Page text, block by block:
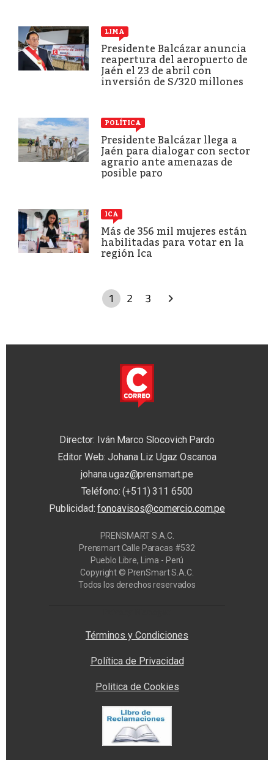
LIMA
Presidente Balcázar anuncia
reapertura del aeropuerto de
Jaén el 23 de abril con
inversión de S/320 millones
POLÍTICA
Presidente Balcázar llega a
Jaén para dialogar con sector
agrario ante amenazas de
posible paro
ICA
Más de 356 mil mujeres están
habilitadas para votar en la
región Ica
1 2 3
Director: Iván Marco Slocovich Pardo
Editor Web: Johana Liz Ugaz Oscanoa
johana.ugaz@prensmart.pe
Teléfono: (+511) 311 6500
Publicidad:fonoavisos@comercio.com.pe
PRENSMART S.A.C.
Prensmart Calle Paracas #532
Pueblo Libre, Lima - Perú
Copyright © PrenSmart S.A.C.
Todos los derechos reservados
Términos y Condiciones
Política de Privacidad
Politica de Cookies